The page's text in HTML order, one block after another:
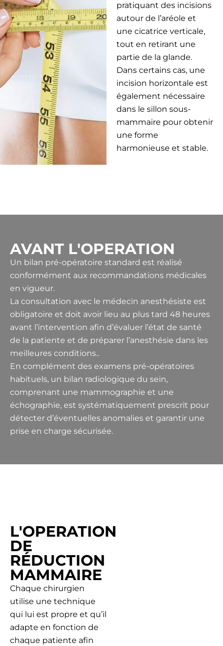
pratiquant des incisions
autour de l’aréole et
une cicatrice verticale,
tout en retirant une
partie de la glande.
Dans certains cas, une
incision horizontale est
également nécessaire
dans le sillon sous-
mammaire pour obtenir
une forme
harmonieuse et stable.
AVANT L'OPERATION
Un bilan pré-opératoire standard est réalisé
conformément aux recommandations médicales
en vigueur.
La consultation avec le médecin anesthésiste est
obligatoire et doit avoir lieu au plus tard 48 heures
avant l’intervention afin d’évaluer l’état de santé
de la patiente et de préparer l’anesthésie dans les
meilleures conditions..
En complément des examens pré-opératoires
habituels, un bilan radiologique du sein,
comprenant une mammographie et une
échographie, est systématiquement prescrit pour
détecter d’éventuelles anomalies et garantir une
prise en charge sécurisée.
L'OPERATION
DE
RÉDUCTION
MAMMAIRE
Chaque chirurgien
utilise une technique
qui lui est propre et qu’il
adapte en fonction de
chaque patiente afin